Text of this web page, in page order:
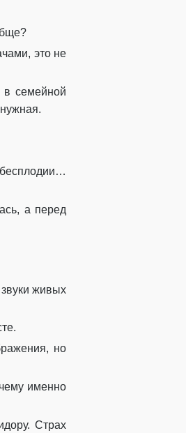
это не
в семейной
а перед
живых
но
именно
Страх